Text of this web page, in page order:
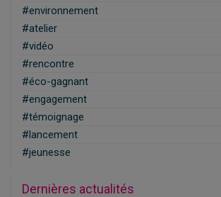
#environnement
#atelier
#vidéo
#rencontre
#éco-gagnant
#engagement
#témoignage
#lancement
#jeunesse
Dernières actualités